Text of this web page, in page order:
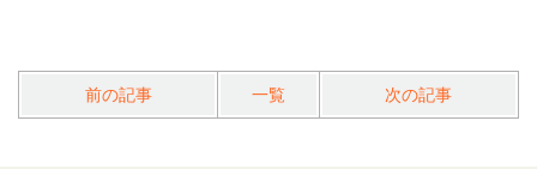
前の記事 一覧 次の記事